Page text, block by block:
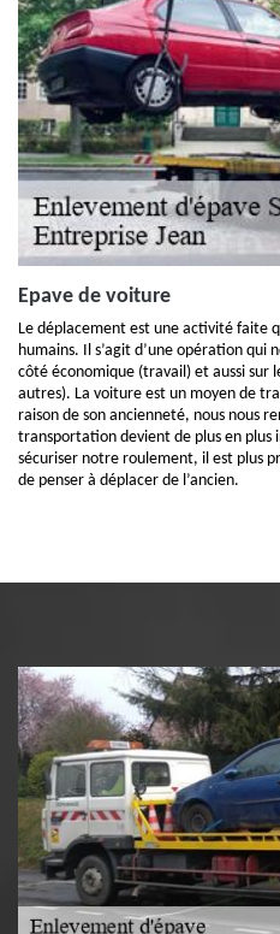
Epave de voiture
Le déplacement est une activité faite
humains. Il s’agit d’une opération qui
côté économique (travail) et aussi sur
autres). La voiture est un moyen de
raison de son ancienneté, nous nous
transportation devient de plus en plus
sécuriser notre roulement, il est plus
de penser à déplacer de l’ancien.